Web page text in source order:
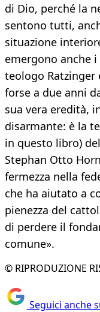
di Dio, perché la
sentono tutti,
situazione
emergono anche
teologo
forse a due anni
sua vera eredità,
disarmante: è la
in questo libro)
Stephan Otto
fermezza nella
che ha aiutato a
pienezza del
di perdere il
comune».
© RIPRODUZIONE
Seguici anche